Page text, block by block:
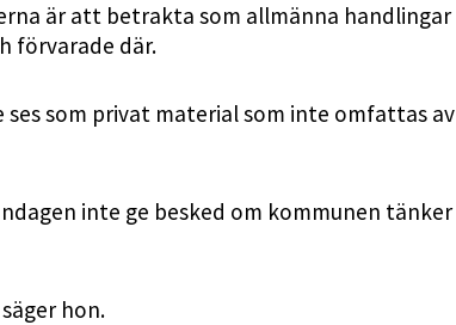
är att betrakta som allmänna handlingar
förvarade där.
som privat material som inte omfattas av
inte ge besked om kommunen tänker
hon.